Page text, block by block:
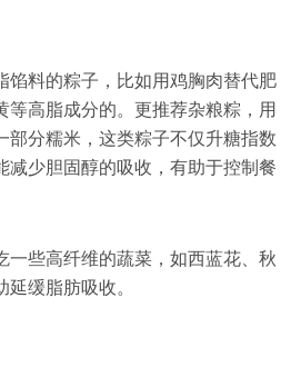
馅料的粽子，比如用鸡胸肉替代肥
等高脂成分的。更推荐杂粮粽，用
部分糯米，这类粽子不仅升糖指数
减少胆固醇的吸收，有助于控制餐
一些高纤维的蔬菜，如西蓝花、秋
缓脂肪吸收。